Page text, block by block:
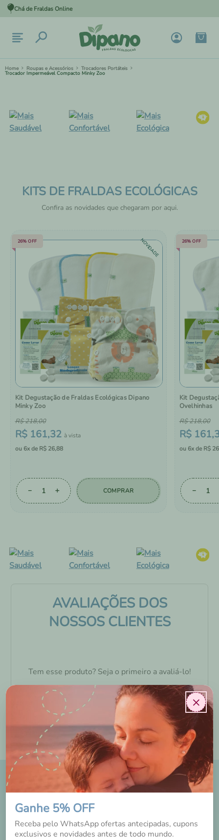
Chá de Fraldas Online
×
Ganhe 5% OFF
Receba pelo WhatsApp ofertas antecipadas, cupons
exclusivos e novidades antes de todo mundo.
Roupas e Acessórios Trocadores Portáteis
Trocador Impermeável Compacto Minky Zoo
KITS DE FRALDAS ECOLÓGICAS
Confira as novidades que chegaram por aqui.
26% OFF NOVIDADE
Kit Degustação de Fraldas Ecológicas Dipano
Minky Zoo
R$ 161,32
R$218,00
6 R$ 26,88
＋
－ COMPRAR
26% OFF
Kit
Ovelhinhas
R$ 161,
R$218,00
6 R$ 26
－
AVALIAÇÕES DOS
NOSSOS CLIENTES
Tem esse produto? Seja o primeiro a avaliá-lo!
DICAS E NOVIDADES
NO INSTAGRAM